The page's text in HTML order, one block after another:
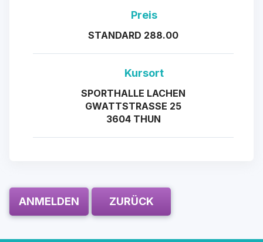
Preis
STANDARD 288.00
Kursort
SPORTHALLE LACHEN
GWATTSTRASSE 25
3604 THUN
ANMELDEN ZURÜCK